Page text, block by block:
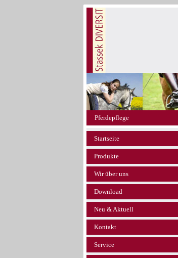
Pferdepflege
Startseite
Produkte
Wir über uns
Download
Neu & Aktuell
Kontakt
Service